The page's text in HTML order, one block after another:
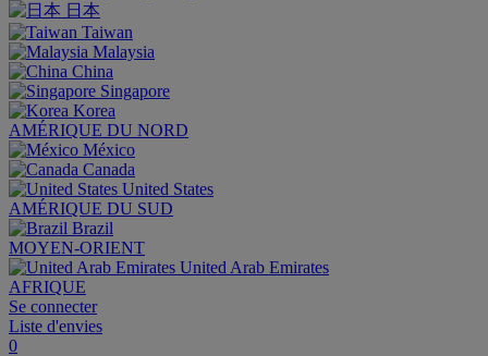
日本
Taiwan
Malaysia
China
Singapore
Korea
AMÉRIQUE DU NORD
México
Canada
United States
AMÉRIQUE DU SUD
Brazil
MOYEN-ORIENT
United Arab Emirates
AFRIQUE
Se connecter
Liste d'envies
0